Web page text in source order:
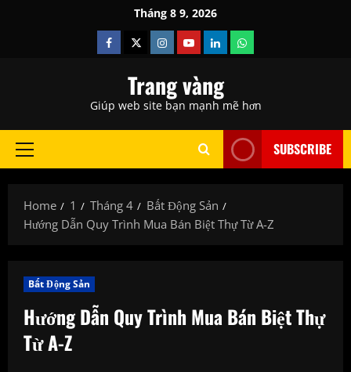
Tháng 8 9, 2026
Facebook
TwitterInstagram
YoutubeLinkedinWhatsapp
Trang vàng
Giúp web site bạn mạnh mẽ hơn
Primary
SUBSCRIBE
Home 1 Tháng 4
Bất Động Sản
Hướng Dẫn Quy Trình Mua Bán Biệt Thự Từ A-Z
Bất Động Sản
Hướng Dẫn Quy Trình Mua Bán Biệt Thự
Từ A-Z